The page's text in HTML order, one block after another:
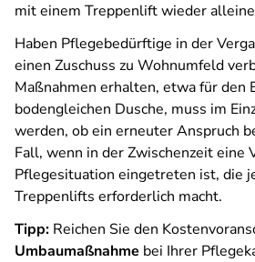
mit einem Treppenlift wieder
Haben Pflegebedürftige in der
einen Zuschuss zu Wohnumfeld
Maßnahmen erhalten, etwa für den
bodengleichen Dusche, muss im
werden, ob ein erneuter Anspruch
Fall, wenn in der Zwischenzeit eine
Pflegesituation eingetreten ist, die
Treppenlifts erforderlich macht.
Tipp: Reichen Sie den
Umbaumaßnahme bei Ihrer